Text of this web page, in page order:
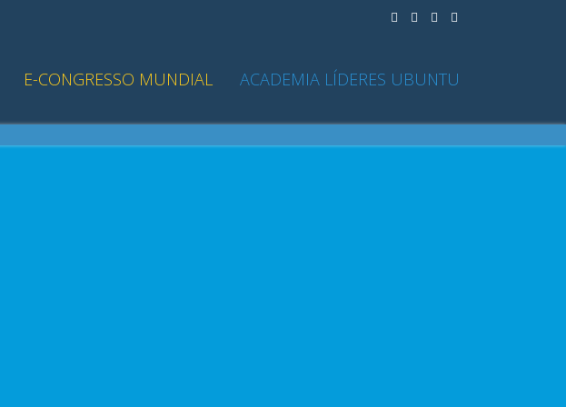
E-CONGRESSO MUNDIAL ACADEMIA LÍDERES UBUNTU